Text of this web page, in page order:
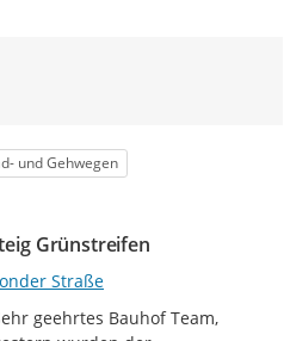
und Gehwegen
Grünstreifen
Straße
geehrtes Bauhof Team,